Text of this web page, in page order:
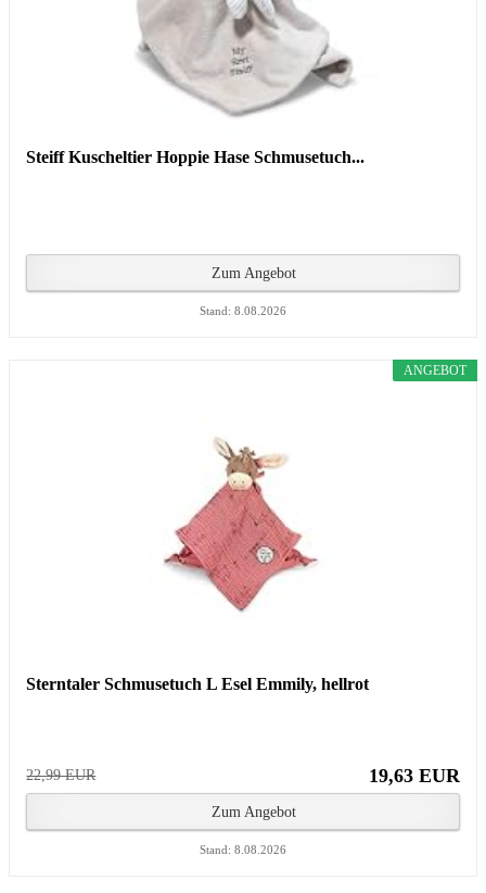
Steiff Kuscheltier Hoppie Hase Schmusetuch...
Zum Angebot
Stand: 8.08.2026
ANGEBOT
Sterntaler Schmusetuch L Esel Emmily, hellrot
22,99 EUR 19,63 EUR
Zum Angebot
Stand: 8.08.2026